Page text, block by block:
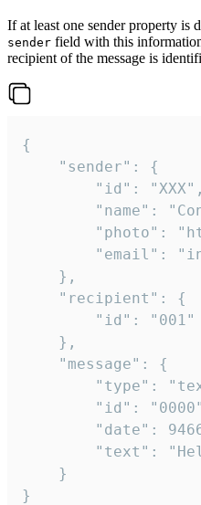
If at least one sender property is
sender field with this
recipient of the message is
{
}